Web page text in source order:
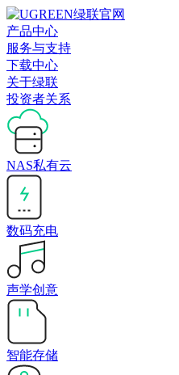
产品中心
服务与支持
下载中心
关于绿联
投资者关系
NAS私有云
数码充电
声学创意
智能存储